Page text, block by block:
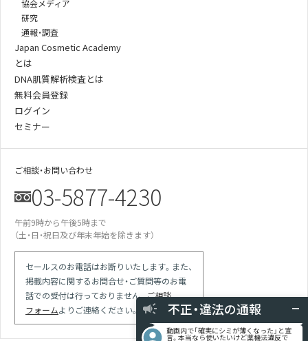
協会メディア
研究
通報・調査
Japan Cosmetic Academy
とは
DNA肌質解析検査とは
無料会員登録
ログイン
セミナー
ご相談・お問い合わせ
03-5877-4230
午前9時から午後5時まで
（土・日・祝日及び年末年始を除きます）
セールスのお電話はお断りいたします。また、
掲載内容に関するお問合せ・ご質問等のお電
話での受付は行っておりません。ご相談
フォームよりご連絡ください。 不正・違法の通報
某医師の動画は誇大表現多用の宣伝。医師
競合の会社が化粧品登録をしていない商品
で「スキンケア」等の表現を使っている
現場を目撃 使用期限切れの針ファンデに
使用期限記載なしシールを貼り換えて使用
動画内で「確実にシミが薄くなった」と宣
言。本当なら使いたいけど薬機法違反で
は？